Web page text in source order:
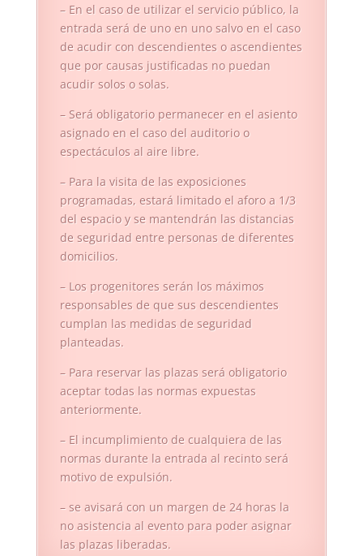
– En el caso de utilizar el servicio público, la
entrada será de uno en uno salvo en el caso
de acudir con descendientes o ascendientes
que por causas justificadas no puedan
acudir solos o solas.
– Será obligatorio permanecer en el asiento
asignado en el caso del auditorio o
espectáculos al aire libre.
– Para la visita de las exposiciones
programadas, estará limitado el aforo a 1/3
del espacio y se mantendrán las distancias
de seguridad entre personas de diferentes
domicilios.
– Los progenitores serán los máximos
responsables de que sus descendientes
cumplan las medidas de seguridad
planteadas.
– Para reservar las plazas será obligatorio
aceptar todas las normas expuestas
anteriormente.
– El incumplimiento de cualquiera de las
normas durante la entrada al recinto será
motivo de expulsión.
– se avisará con un margen de 24 horas la
no asistencia al evento para poder asignar
las plazas liberadas.